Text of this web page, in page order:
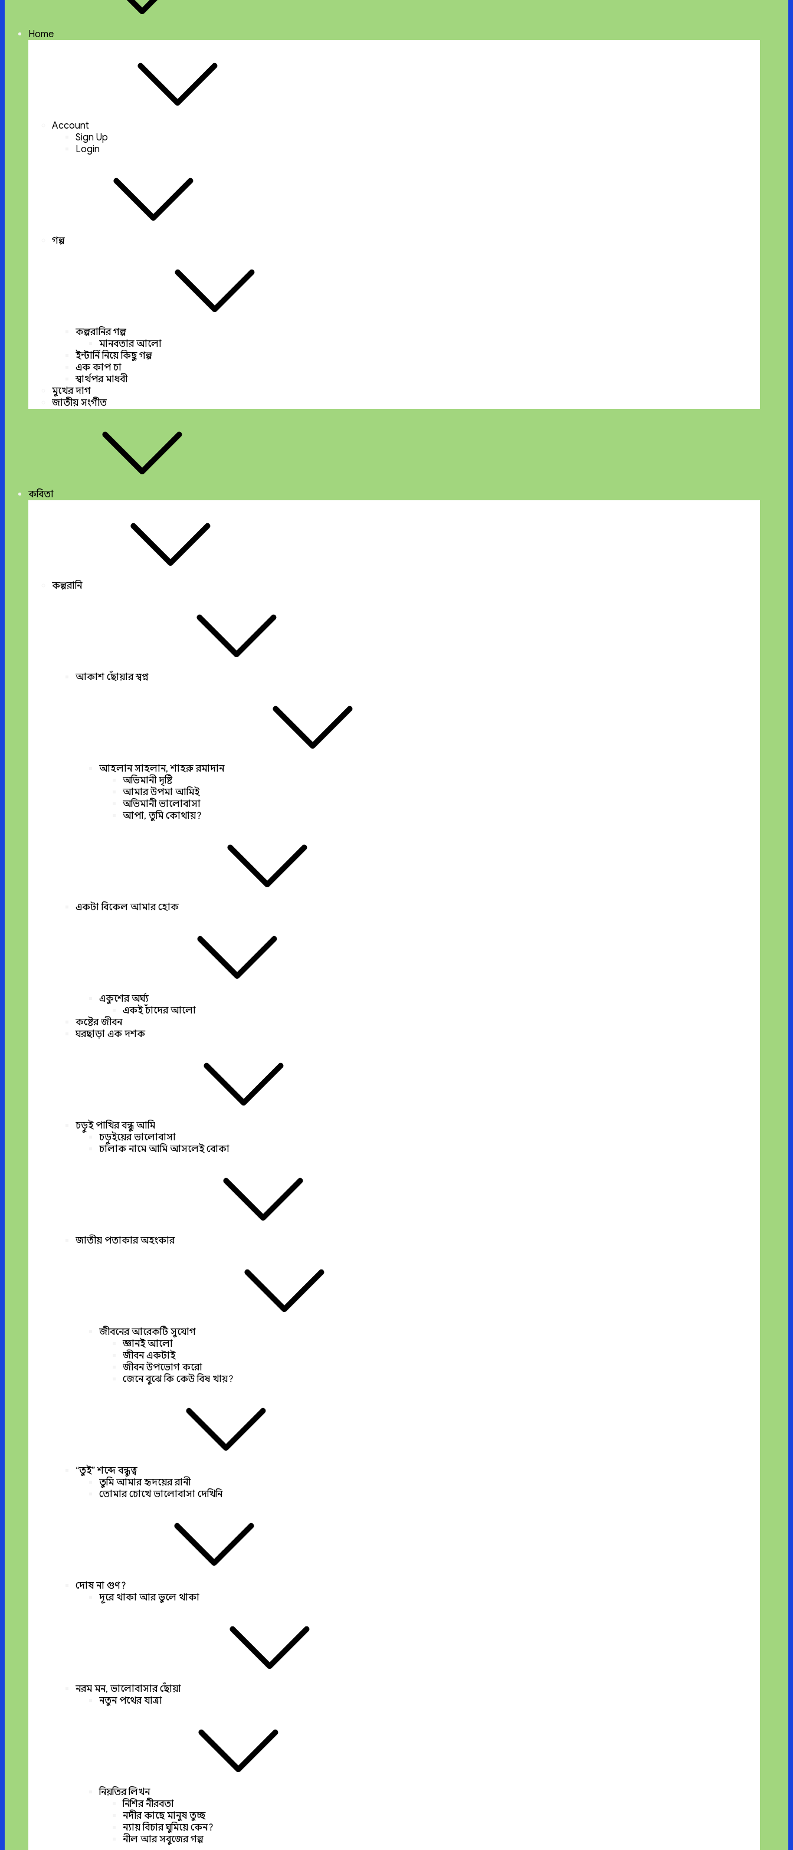
Home
Account
Sign Up
Login
গল্প
কল্পরানির গল্প
মানবতার আলো
ইন্টার্নি নিয়ে কিছু গল্প
এক কাপ চা
স্বার্থপর মাধবী
মুখের দাগ
জাতীয় সংগীত
কবিতা
কল্পরানি
আকাশ ছোঁয়ার স্বপ্ন
আহলান সাহলান, শাহরু রমাদান
অভিমানী দৃষ্টি
আমার উপমা আমিই
অভিমানী ভালোবাসা
আপা, তুমি কোথায়?
একটা বিকেল আমার হোক
একুশের অর্ঘ্য
একই চাঁদের আলো
কষ্টের জীবন
ঘরছাড়া এক দশক
চড়ুই পাখির বন্ধু আমি
চড়ুইয়ের ভালোবাসা
চালাক নামে আমি আসলেই বোকা
জাতীয় পতাকার অহংকার
জীবনের আরেকটি সুযোগ
জ্ঞানই আলো
জীবন একটাই
জীবন উপভোগ করো
জেনে বুঝে কি কেউ বিষ খায়?
“তুই” শব্দে বন্ধুত্ব
তুমি আমার হৃদয়ের রানী
তোমার চোখে ভালোবাসা দেখিনি
দোষ না গুণ?
দূরে থাকা আর ভুলে থাকা
নরম মন, ভালোবাসার ছোঁয়া
নতুন পথের যাত্রা
নিয়তির লিখন
নিশির নীরবতা
নদীর কাছে মানুষ তুচ্ছ
ন্যায় বিচার ঘুমিয়ে কেন?
নীল আর সবুজের গল্প